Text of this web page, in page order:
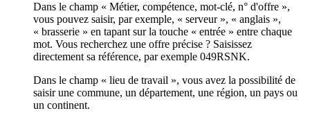
Dans le champ « Métier, compétence, mot-clé, n° d'offre »,
vous pouvez saisir, par exemple, « serveur », « anglais »,
« brasserie » en tapant sur la touche « entrée » entre chaque
mot. Vous recherchez une offre précise ? Saisissez
directement sa référence, par exemple 049RSNK.
Dans le champ « lieu de travail », vous avez la possibilité de
saisir une commune, un département, une région, un pays ou
un continent.